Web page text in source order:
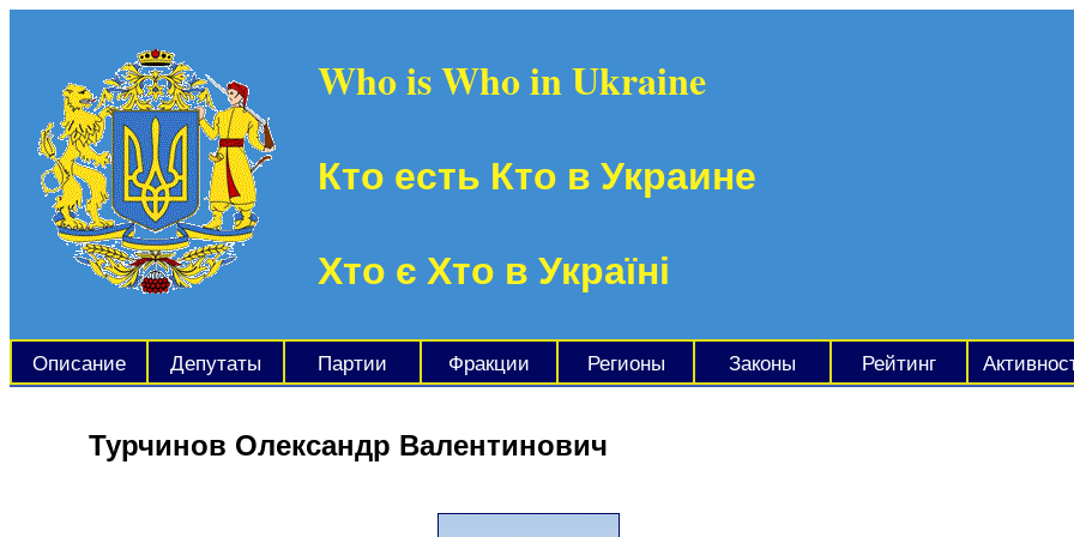
Who is Who in Ukraine
Кто есть Кто в Украине
Хто є Хто в Україні
Описание Депутаты Партии Фракции Регионы Законы Рейтинг
Турчинов Олександр Валентинович